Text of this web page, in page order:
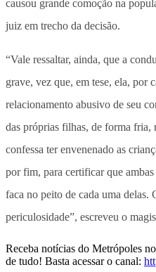
causou grande comoção na
juiz em trecho da decisão.
“Vale ressaltar, ainda, que a
grave, vez que, em tese, ela, por
relacionamento abusivo de seu
das próprias filhas, de forma fria,
confessa ter envenenado as
por fim, para certificar que
faca no peito de cada uma delas.
periculosidade”, escreveu o
Receba notícias do Metrópoles
de tudo! Basta acessar o canal: